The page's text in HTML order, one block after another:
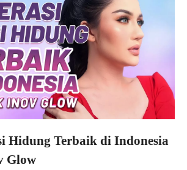
Hidung Terbaik di Indonesia
Glow